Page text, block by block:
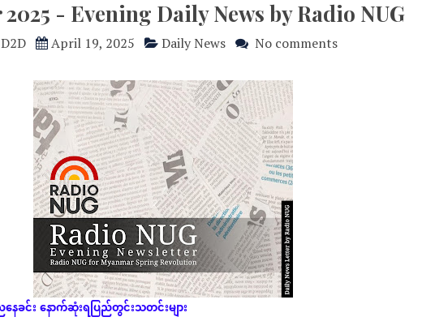
2025 - Evening Daily News by Radio NUG
D2D April 19, 2025 Daily News No comments
ေခင်းနောက်ဆုံးရပြည်တွင်းသတင်းများ